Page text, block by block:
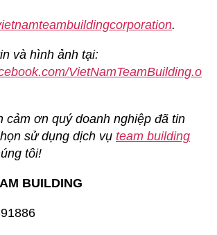
.
và hình ảnh tại:
VietNamTeamBuilding.o
cảm ơn quý doanh nghiệp đã tin
sử dụng dịch vụ team building
tôi!
BUILDING